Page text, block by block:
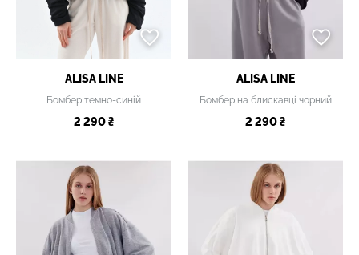
ALISA LINE
Бомбер темно-синій
2 290 ₴
ALISA LINE
Бомбер на блискавці чорний
2 290 ₴